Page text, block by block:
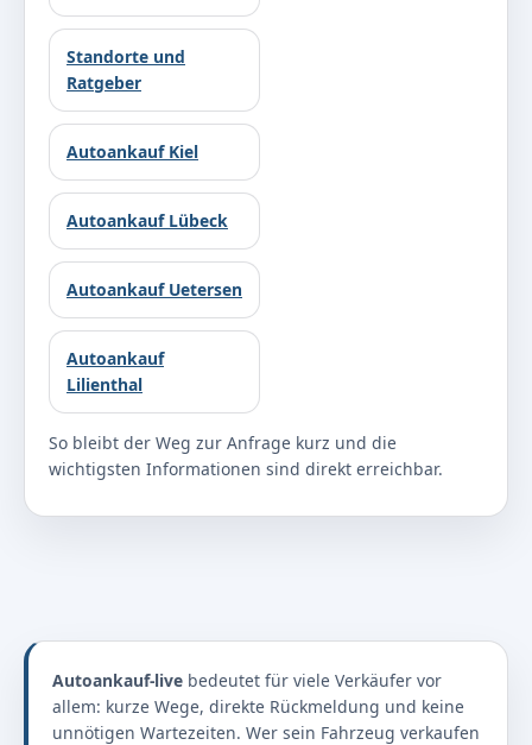
Standorte und
Ratgeber
Autoankauf Kiel
Autoankauf Lübeck
Autoankauf Uetersen
Autoankauf
Lilienthal
So bleibt der Weg zur Anfrage kurz und die
wichtigsten Informationen sind direkt erreichbar.
Autoankauf-live bedeutet für viele Verkäufer vor
allem: kurze Wege, direkte Rückmeldung und keine
unnötigen Wartezeiten. Wer sein Fahrzeug verkaufen